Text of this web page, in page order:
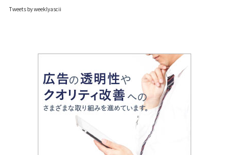
Tweets by weeklyascii